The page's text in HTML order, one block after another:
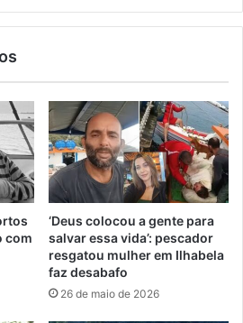
com
‘Deus colocou a gente para
salvar essa vida’: pescador
resgatou mulher em Ilhabela
faz desabafo
26 de maio de 2026